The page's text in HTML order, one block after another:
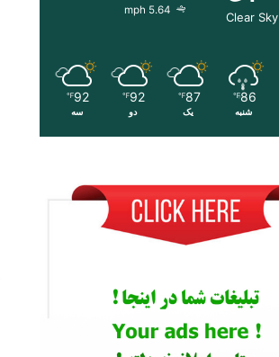
Clear Sky
5.64 mph
86
℉
شنبه
87
℉
یک
92
℉
دو
92
℉
سه